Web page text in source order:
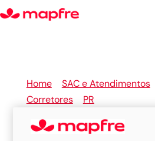
Home> SAC e Atendimentos>
Corretores> PR